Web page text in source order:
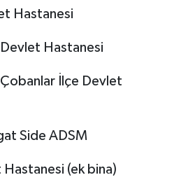
Hastanesi
Hastanesi
İlçe Devlet
Side ADSM
(ek bina)